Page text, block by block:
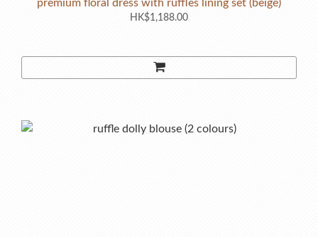
premium floral dress with ruffles lining set (beige)
HK$1,188.00